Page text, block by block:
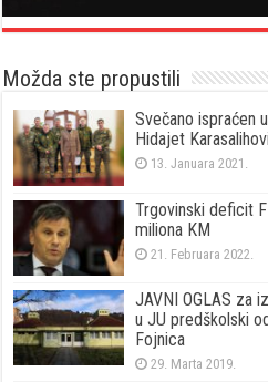
Možda ste propustili
Svečano ispraćen
Hidajet
13. Januara 2021.
Trgovinski deficit
miliona KM
21. Februara 2022.
JAVNI OGLAS za
u JU predškolski
Fojnica
29. Marta 2019.